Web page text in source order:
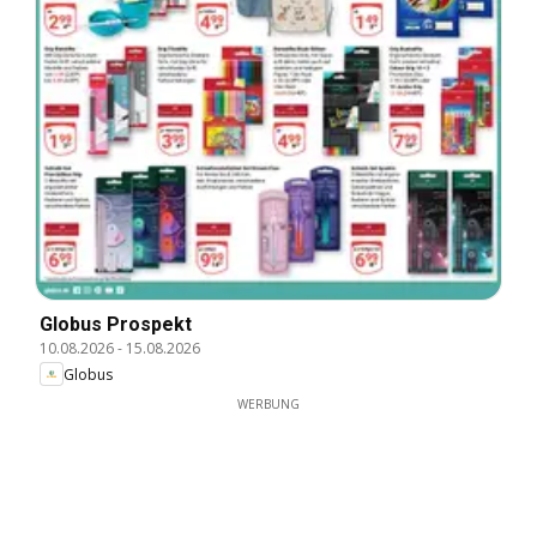
Globus Prospekt
10.08.2026- 15.08.2026
Globus
WERBUNG